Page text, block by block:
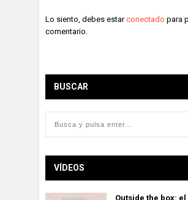
Lo siento, debes estarconectado para
comentario.
BUSCAR
VÍDEOS
Outside the box: